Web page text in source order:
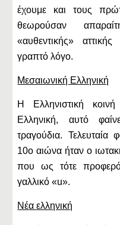
έχουμε και τους
θεωρούσαν
«αυθεντικής»
γραπτό λόγο.
Μεσαιωνική Ελληνική
Η Ελληνιστική κοινή
Ελληνική, αυτό
τραγούδια. Τελευταία
10ο αιώνα ήταν ο
που ως τότε
γαλλικό «u».
Νέα ελληνική